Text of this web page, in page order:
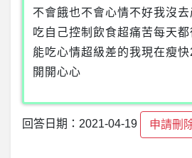
不會餓也不會心情不好我沒
吃自己控制飲食超痛苦每天
能吃心情超級差的我現在瘦
開開心心
回答日期：2021-04-19 申請刪